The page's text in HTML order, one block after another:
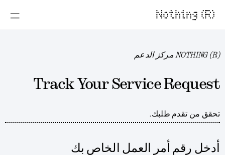
Nothing (R)
NOTHING (R) مركز الدعم
Track Your Service Request
تحقق من تقدم طلبك.
أدخل رقم أمر العمل الخاص بك